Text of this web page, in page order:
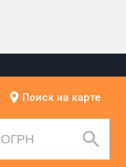
Поиск на карте